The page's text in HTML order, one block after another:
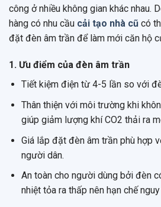
công ở nhiều không gian khác nhau.
hàng có nhu cầu cải tạo nhà cũ có
đặt đèn âm trần để làm mới căn hộ
1. Ưu điểm của đèn âm trần
Tiết kiệm điện từ 4-5 lần so với
Thân thiện với môi trường khi
giúp giảm lượng khí CO2 thải ra
Giá lắp đặt đèn âm trần phù hợp
người dân.
An toàn cho người dùng bởi đèn
nhiệt tỏa ra thấp nên hạn chế